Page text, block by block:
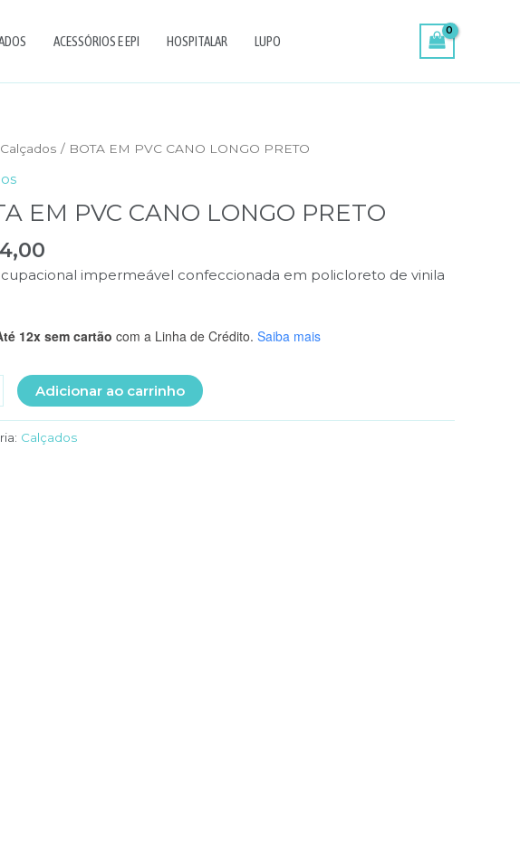
ACESSÓRIOS E EPI HOSPITALAR LUPO
Calçados / BOTA EM PVC CANO LONGO PRETO
EM PVC CANO LONGO PRETO
impermeável confeccionada em policloreto de vinila
12x sem cartão com a Linha de Crédito. Saiba mais
Adicionar ao carrinho
Calçados